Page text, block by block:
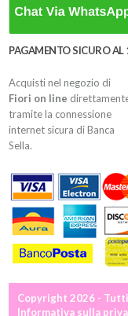
PAGAMENTO SICURO AL
Acquisti nel negozio di
Fiori on line
tramite la connessione
internet sicura di Banca
Sella.
Copyright 2026 -
Informativa sulla